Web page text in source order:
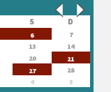
S D
6
7
13
14
20
21
27
28
4 5